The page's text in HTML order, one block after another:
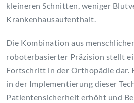
kleineren Schnitten, weniger
Krankenhausaufenthalt.
Die Kombination aus
roboterbasierter Präzision stellt
Fortschritt in der Orthopädie dar.
in der Implementierung dieser
Patientensicherheit erhöht und